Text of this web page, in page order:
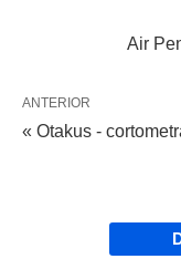
Air
ANTERIOR
« Otakus -